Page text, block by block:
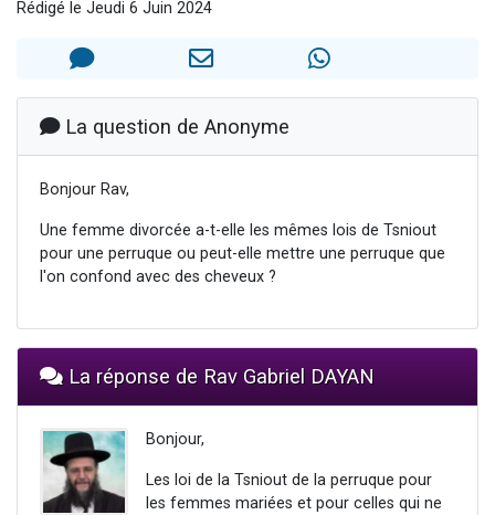
Il reste 49 places pour étudier en groupe sur Zoom
2 nouvelles musiques dans Torah-Box Music
6 personnes viennent de nous rejoindre sur WhatsApp
Rédigé le Jeudi 6 Juin 2024
La question de Anonyme
Bonjour Rav,
Une femme divorcée a-t-elle les mêmes lois de Tsniout
pour une perruque ou peut-elle mettre une perruque que
l'on confond avec des cheveux ?
La réponse de Rav Gabriel DAYAN
Bonjour,
Les loi de la Tsniout de la perruque pour
les femmes mariées et pour celles qui ne